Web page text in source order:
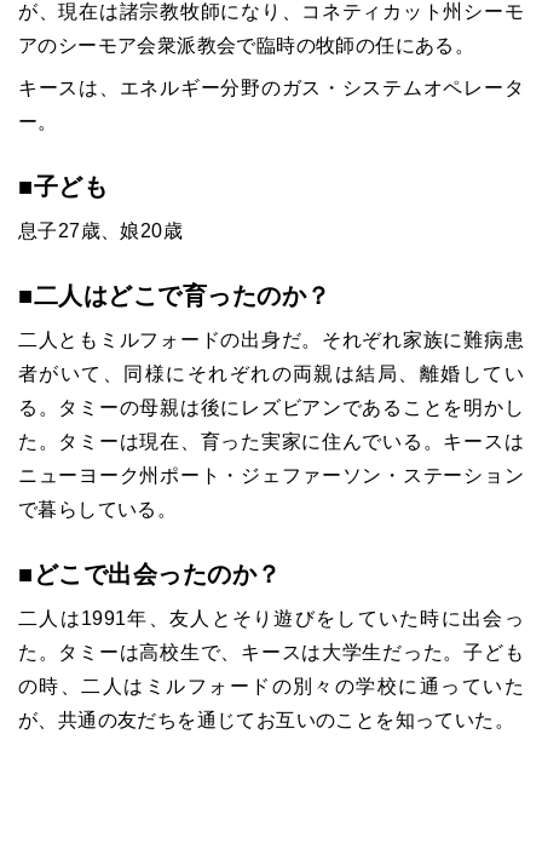
が、現在は諸宗教牧師になり、コネティカット州シーモ
アのシーモア会衆派教会で臨時の牧師の任にある。
キースは、エネルギー分野のガス・システムオペレータ
ー。
■子ども
息子27歳、娘20歳
■二人はどこで育ったのか？
二人ともミルフォードの出身だ。それぞれ家族に難病患
者がいて、同様にそれぞれの両親は結局、離婚してい
る。タミーの母親は後にレズビアンであることを明かし
た。タミーは現在、育った実家に住んでいる。キースは
ニューヨーク州ポート・ジェファーソン・ステーション
で暮らしている。
■どこで出会ったのか？
二人は1991年、友人とそり遊びをしていた時に出会っ
た。タミーは高校生で、キースは大学生だった。子ども
の時、二人はミルフォードの別々の学校に通っていた
が、共通の友だちを通じてお互いのことを知っていた。